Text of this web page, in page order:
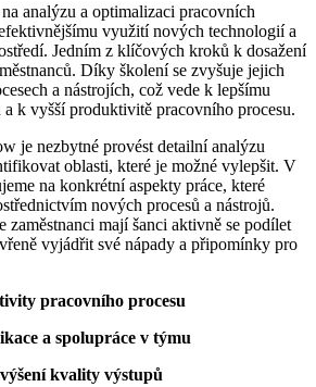
analýzu a optimalizaci pracovních
využití nových technologií a
Jedním z klíčových kroků k dosažení
Díky školení se zvyšuje jejich
a nástrojích, což vede k lepšímu
k vyšší produktivitě pracovního procesu.
je nezbytné provést detailní analýzu
oblasti, které je možné vylepšit. V
na konkrétní aspekty práce, které
nových procesů a nástrojů.
zaměstnanci mají šanci aktivně se podílet
vyjádřit své nápady a připomínky pro
pracovního procesu
a spolupráce v týmu
kvality výstupů